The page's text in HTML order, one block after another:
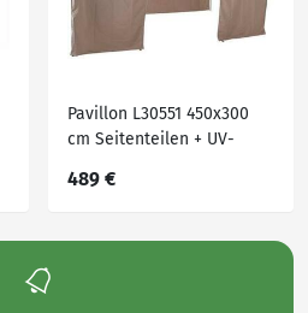
Pavillon L30551 450x300
cm Seitenteilen + UV-
489 €